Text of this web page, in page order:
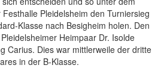
Pleidelsheim den Turniersieg
Klasse nach Besigheim holen. Den
Heimpaar Dr. Isolde
Carius. Dies war mittlerweile der dritte
in der B-Klasse.